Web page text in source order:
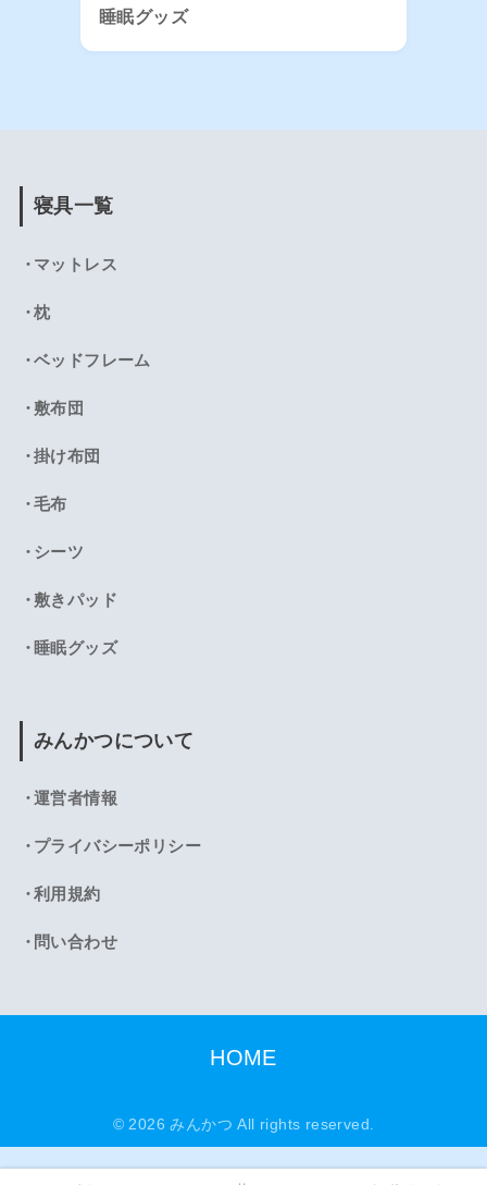
睡眠グッズ
寝具一覧
マットレス
枕
ベッドフレーム
敷布団
掛け布団
毛布
シーツ
敷きパッド
睡眠グッズ
みんかつについて
運営者情報
プライバシーポリシー
利用規約
問い合わせ
HOME
© 2026 みんかつ All rights reserved.